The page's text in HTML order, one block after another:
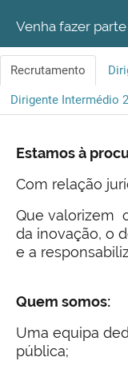
Venha fazer
Recrutamento
Dirigente Intermédio
Estamos à
Com relação
Que valorizem
da inovação, o
e a
Quem somos:
Uma equipa
pública;